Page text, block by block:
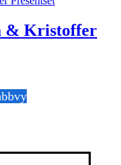
& Kristoffer